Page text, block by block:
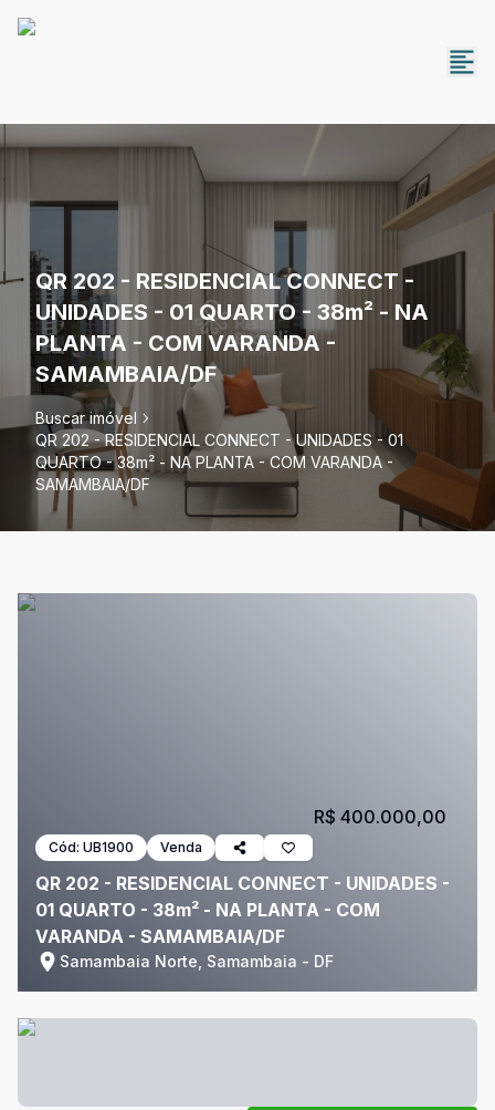
QR 202 - RESIDENCIAL CONNECT -
UNIDADES - 01 QUARTO - 38m² - NA
PLANTA - COM VARANDA -
SAMAMBAIA/DF
Buscar imóvel
QR 202 - RESIDENCIAL CONNECT - UNIDADES - 01
QUARTO - 38m² - NA PLANTA - COM VARANDA -
SAMAMBAIA/DF
Cód: UB1900 Venda
QR 202 - RESIDENCIAL CONNECT - UNIDADES -
01 QUARTO - 38m² - NA PLANTA - COM
VARANDA - SAMAMBAIA/DF
Samambaia Norte, Samambaia - DF
R$ 400.000,00